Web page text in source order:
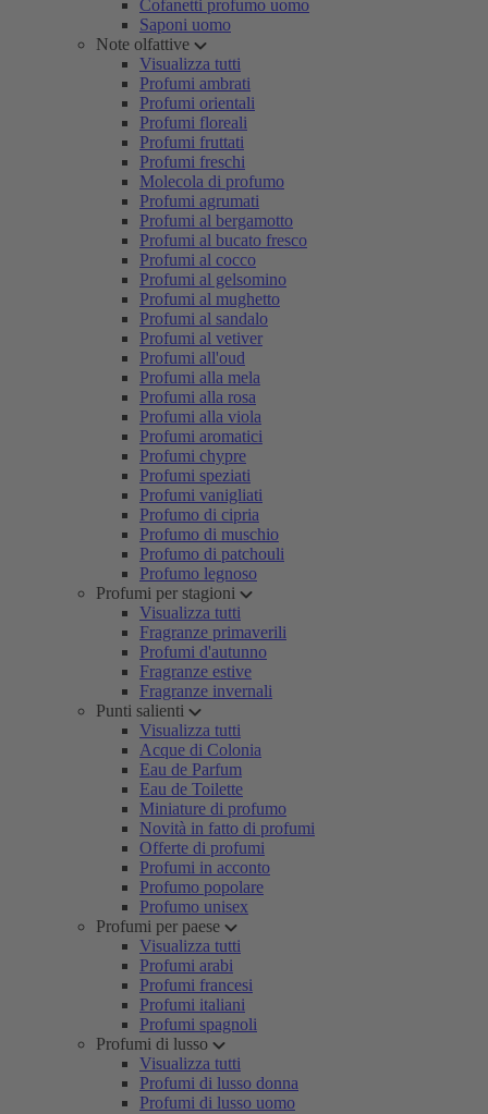
Cofanetti profumo uomo
Saponi uomo
Note olfattive
Visualizza tutti
Profumi ambrati
Profumi orientali
Profumi floreali
Profumi fruttati
Profumi freschi
Molecola di profumo
Profumi agrumati
Profumi al bergamotto
Profumi al bucato fresco
Profumi al cocco
Profumi al gelsomino
Profumi al mughetto
Profumi al sandalo
Profumi al vetiver
Profumi all'oud
Profumi alla mela
Profumi alla rosa
Profumi alla viola
Profumi aromatici
Profumi chypre
Profumi speziati
Profumi vanigliati
Profumo di cipria
Profumo di muschio
Profumo di patchouli
Profumo legnoso
Profumi per stagioni
Visualizza tutti
Fragranze primaverili
Profumi d'autunno
Fragranze estive
Fragranze invernali
Punti salienti
Visualizza tutti
Acque di Colonia
Eau de Parfum
Eau de Toilette
Miniature di profumo
Novità in fatto di profumi
Offerte di profumi
Profumi in acconto
Profumo popolare
Profumo unisex
Profumi per paese
Visualizza tutti
Profumi arabi
Profumi francesi
Profumi italiani
Profumi spagnoli
Profumi di lusso
Visualizza tutti
Profumi di lusso donna
Profumi di lusso uomo